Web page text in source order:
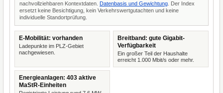
nachvollziehbaren Kontextdaten. Datenbasis und Gewichtung . Der Index
ersetzt keine Besichtigung, kein Verkehrswertgutachten und keine
individuelle Standortprüfung.
E-Mobilität: vorhanden
Ladepunkte im PLZ-Gebiet
nachgewiesen.
Breitband: gute Gigabit-
Verfügbarkeit
Ein großer Teil der Haushalte
erreicht 1.000 Mbit/s oder mehr.
Energieanlagen: 403 aktive
MaStR-Einheiten